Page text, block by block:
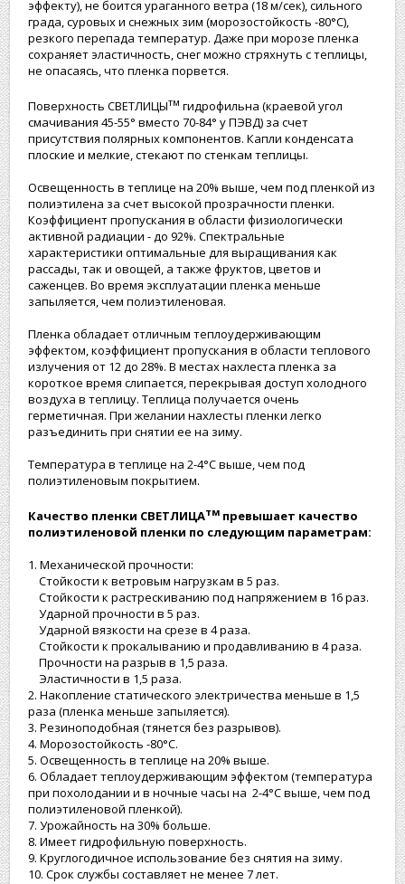
эффекту), не боится ураганного ветра (18 м/сек), сильного
града, суровых и снежных зим (морозостойкость -80°С),
резкого перепада температур. Даже при морозе пленка
сохраняет эластичность, снег можно стряхнуть с теплицы,
не опасаясь, что пленка порвется.
Поверхность СВЕТЛИЦЫтм гидрофильна (краевой угол
смачивания 45-55° вместо 70-84° у ПЭВД) за счет
присутствия полярных компонентов. Капли конденсата
плоские и мелкие, стекают по стенкам теплицы.
Освещенность в теплице на 20% выше, чем под пленкой из
полиэтилена за счет высокой прозрачности пленки.
Коэффициент пропускания в области физиологически
активной радиации - до 92%. Спектральные
характеристики оптимальные для выращивания как
рассады, так и овощей, а также фруктов, цветов и
саженцев. Во время эксплуатации пленка меньше
запыляется, чем полиэтиленовая.
Пленка обладает отличным теплоудерживающим
эффектом, коэффициент пропускания в области теплового
излучения от 12 до 28%. В местах нахлеста пленка за
короткое время слипается, перекрывая доступ холодного
воздуха в теплицу. Теплица получается очень
герметичная. При желании нахлесты пленки легко
разъединить при снятии ее на зиму.
Температура в теплице на 2-4°С выше, чем под
полиэтиленовым покрытием.
Качество пленки СВЕТЛИЦАтм превышает качество
полиэтиленовой пленки по следующим параметрам:
1. Механической прочности:
Стойкости к ветровым нагрузкам в 5 раз.
Стойкости к растрескиванию под напряжением в 16 раз.
Ударной прочности в 5 раз.
Ударной вязкости на срезе в 4 раза.
Стойкости к прокалыванию и продавливанию в 4 раза.
Прочности на разрыв в 1,5 раза.
Эластичности в 1,5 раза.
2. Накопление статического электричества меньше в 1,5
раза (пленка меньше запыляется).
3. Резиноподобная (тянется без разрывов).
4. Морозостойкость -80°С.
5. Освещенность в теплице на 20% выше.
6. Обладает теплоудерживающим эффектом (температура
при похолодании и в ночные часы на 2-4°С выше, чем под
полиэтиленовой пленкой).
7. Урожайность на 30% больше.
8. Имеет гидрофильную поверхность.
9. Круглогодичное использование без снятия на зиму.
10. Срок службы составляет не менее 7 лет.